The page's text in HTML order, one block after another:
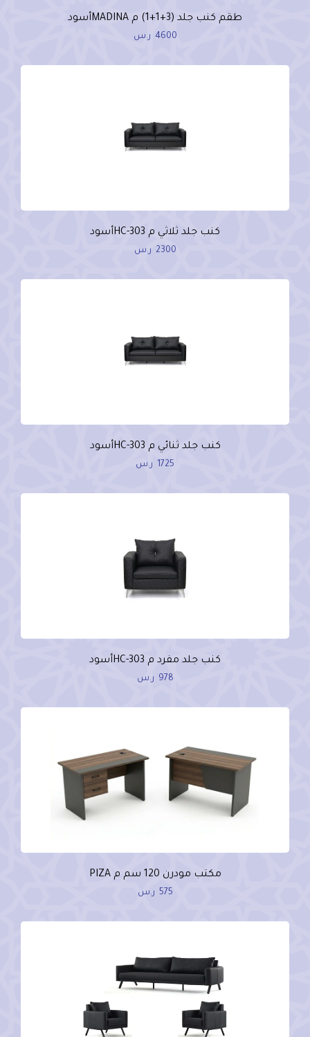
طقم كنب جلد (3+1+1) م MADINAأسود
4600 ر.س
كنب جلد ثلاثي م HC-303أسود
2300 ر.س
كنب جلد ثنائي م HC-303أسود
1725 ر.س
كنب جلد مفرد م HC-303أسود
978 ر.س
مكتب مودرن 120 سم م PIZA
575 ر.س